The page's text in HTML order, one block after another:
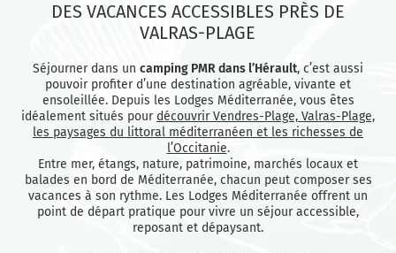
DES VACANCES ACCESSIBLES PRÈS DE
VALRAS-PLAGE
Séjourner dans un camping PMR dans l’Hérault, c’est aussi
pouvoir profiter d’une destination agréable, vivante et
ensoleillée. Depuis les Lodges Méditerranée, vous êtes
idéalement situés pour découvrir Vendres-Plage, Valras-Plage,
les paysages du littoral méditerranéen et les richesses de
l’Occitanie.
Entre mer, étangs, nature, patrimoine, marchés locaux et
balades en bord de Méditerranée, chacun peut composer ses
vacances à son rythme. Les Lodges Méditerranée offrent un
point de départ pratique pour vivre un séjour accessible,
reposant et dépaysant.